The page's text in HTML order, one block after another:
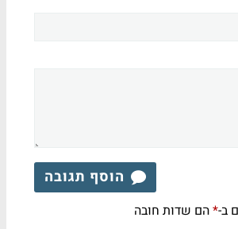
הוסף תגובה
ב-*הם שדות חובה